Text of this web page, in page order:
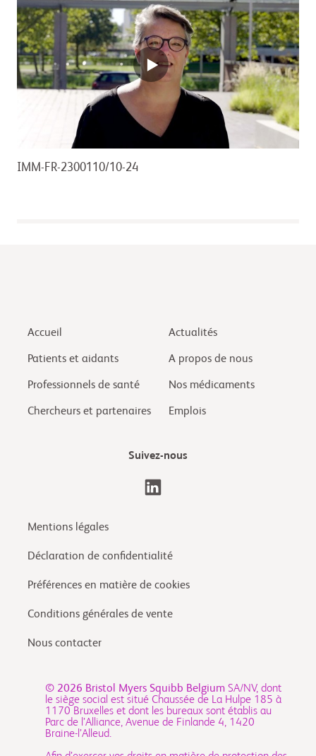
IMM-FR-2300110/10-24
Accueil
Patients et aidants
Professionnels de santé
Chercheurs et partenaires
Actualités
A propos de nous
Nos médicaments
Emplois
Suivez-nous
Mentions légales
Déclaration de confidentialité
Préférences en matière de cookies
Conditions générales de vente
Nous contacter
© 2026 Bristol Myers Squibb Belgium SA/NV, dont
le siège social est situé Chaussée de La Hulpe 185 à
1170 Bruxelles et dont les bureaux sont établis au
Parc de l’Alliance, Avenue de Finlande 4, 1420
Braine-l’Alleud.